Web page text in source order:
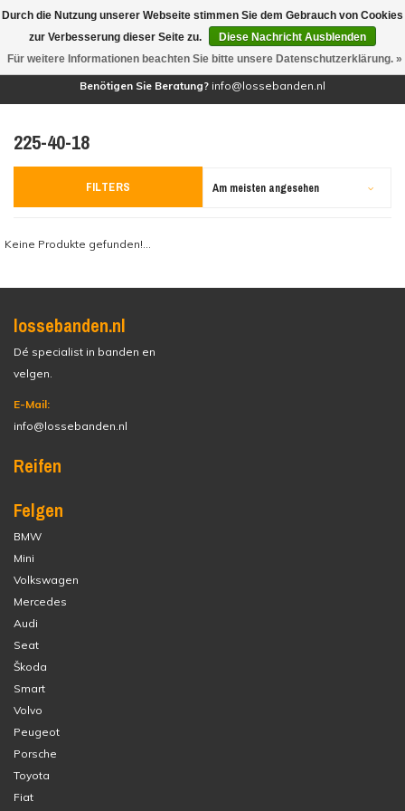
(0)
Benötigen Sie Beratung? info@lossebanden.nl
225-40-18
FILTERS Am meisten angesehen
Keine Produkte gefunden!...
lossebanden.nl
Dé specialist in banden en
velgen.
E-Mail:
info@lossebanden.nl
Reifen
Felgen
BMW
Mini
Volkswagen
Mercedes
Audi
Seat
Škoda
Smart
Volvo
Peugeot
Porsche
Toyota
Fiat
Durch die Nutzung unserer Webseite stimmen Sie dem Gebrauch von Cookies
zur Verbesserung dieser Seite zu.
Diese Nachricht Ausblenden
Für weitere Informationen beachten Sie bitte unsere Datenschutzerklärung. »